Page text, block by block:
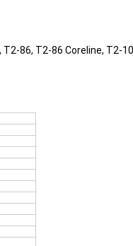
86, T2-86 Coreline, T2-